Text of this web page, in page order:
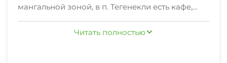
мангальной зоной, в п. Тегенекли есть кафе,
рестораны, аптеки, прокаты, бани и тд.
На первом этаже дома располагается кухня-
Читать полностью